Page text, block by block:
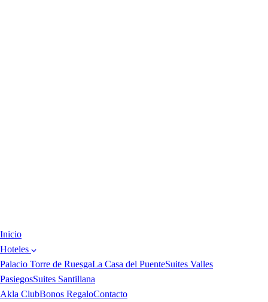
Inicio
Hoteles
Palacio Torre de RuesgaLa Casa del PuenteSuites Valles
PasiegosSuites Santillana
Akla ClubBonos RegaloContacto